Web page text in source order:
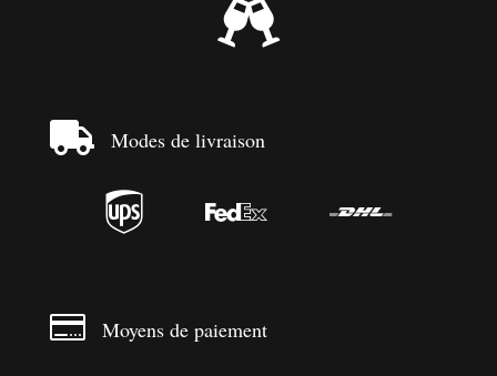

 Modes de livraison
  
 Moyens de paiement